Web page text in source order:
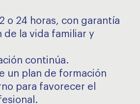
o 24 horas, con garantía
de la vida familiar y
continúa.
un plan de formación
para favorecer el